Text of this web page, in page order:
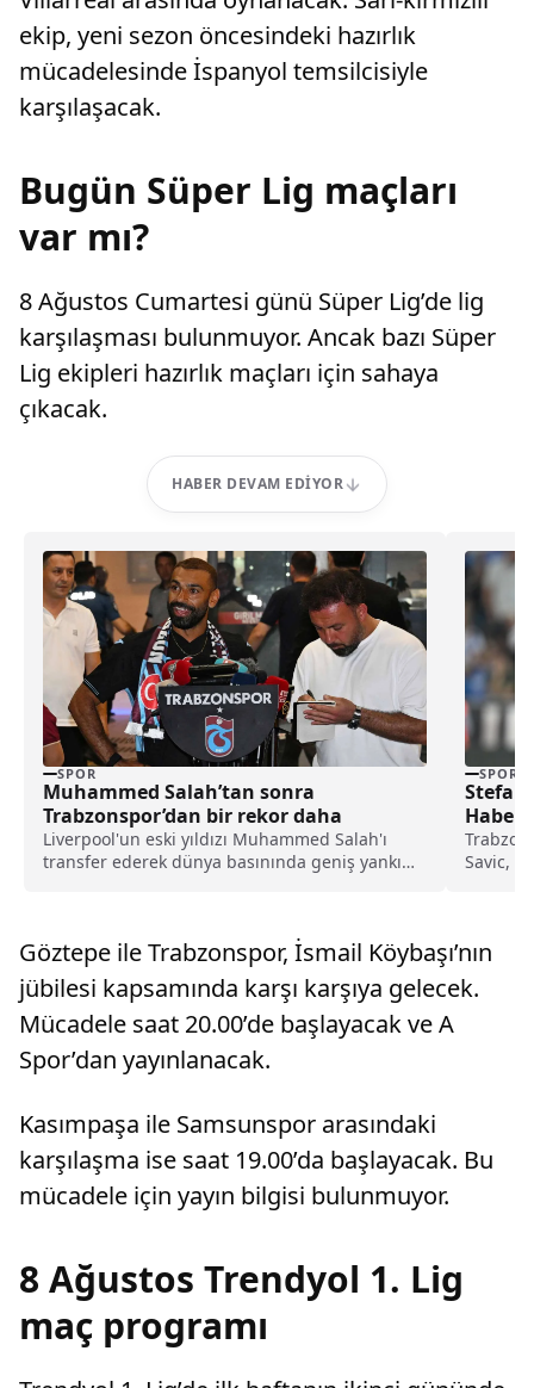
ekip, yeni sezon öncesindeki hazırlık
mücadelesinde İspanyol temsilcisiyle
karşılaşacak.
Bugün Süper Lig maçları
var mı?
8 Ağustos Cumartesi günü Süper Lig’de lig
karşılaşması bulunmuyor. Ancak bazı Süper
Lig ekipleri hazırlık maçları için sahaya
çıkacak.
HABER DEVAM EDIYOR
SPOR
Muhammed Salah’tan sonra
Trabzonspor’dan bir rekor daha
Liverpool'un eski yıldızı Muhammed Salah'ı
transfer ederek dünya basınında geniş yankı
açıkladı.
SPOR
Stefan
Haber
Savic,
Göztepe ile Trabzonspor, İsmail Köybaşı’nın
jübilesi kapsamında karşı karşıya gelecek.
Mücadele saat 20.00’de başlayacak ve A
Spor’dan yayınlanacak.
Kasımpaşa ile Samsunspor arasındaki
karşılaşma ise saat 19.00’da başlayacak. Bu
mücadele için yayın bilgisi bulunmuyor.
8 Ağustos Trendyol 1. Lig
maç programı